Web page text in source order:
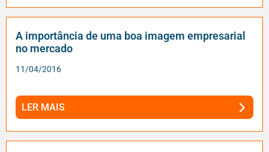
A importância de uma boa imagem empresarial
no mercado
11/04/2016
LER MAIS